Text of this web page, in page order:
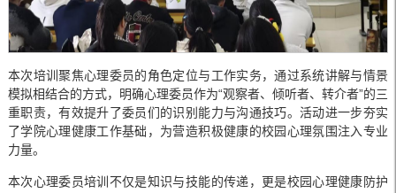
本次培训聚焦心理委员的角色定位与工作实务，通过系统讲解与情景
模拟相结合的方式，明确心理委员作为“观察者、倾听者、转介者”的三
重职责，有效提升了委员们的识别能力与沟通技巧。活动进一步夯实
了学院心理健康工作基础，为营造积极健康的校园心理氛围注入专业
力量。
本次心理委员培训不仅是知识与技能的传递，更是校园心理健康防护